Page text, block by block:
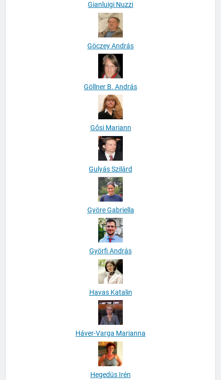
Gianluigi Nuzzi
Göczey András
Göllner B. András
Gősi Mariann
Gulyás Szilárd
Györe Gabriella
Györfi András
Havas Katalin
Háver-Varga Marianna
Hegedüs Irén